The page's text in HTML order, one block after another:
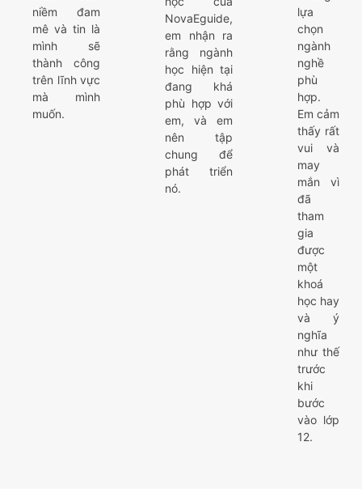
niềm đam
mê và tin là
mình sẽ
thành công
trên lĩnh vực
mà mình
muốn.
NovaEguide,
em nhận ra
rằng ngành
học hiện tại
đang khá
phù hợp với
em, và em
nên tập
chung để
phát triển
nó.
lựa
chọn
ngành
nghề
phù
hợp.
Em cảm
thấy rất
vui và
may
mắn vì
đã
tham
gia
được
một
khoá
học hay
và ý
nghĩa
như thế
trước
khi
bước
vào lớp
12.